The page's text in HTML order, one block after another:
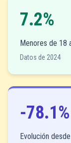
7.2%
Menores de 18
Datos de 2024
-78.1%
Evolución